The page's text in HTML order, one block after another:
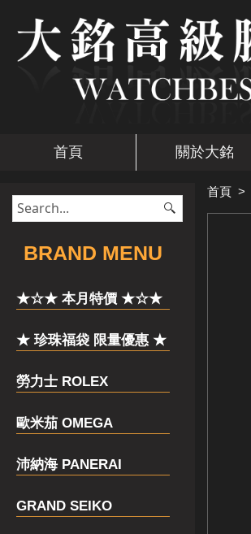
首頁 關於大銘
​BRAND MENU
★☆★ 本月特價 ★☆★
★ 珍珠福袋 限量優惠 ★
勞力士 ROLEX
歐米茄 OMEGA
沛納海 PANERAI
GRAND SEIKO
首頁 >